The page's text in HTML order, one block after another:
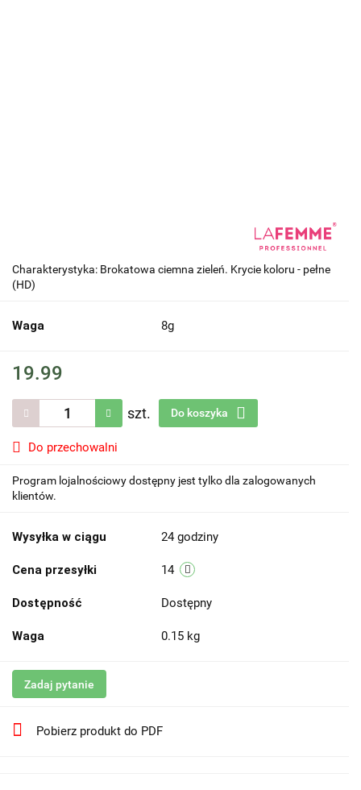
Charakterystyka: Brokatowa ciemna zieleń. Krycie koloru - pełne
(HD)
Waga 8g
19.99
szt. Do koszyka
Do przechowalni
Program lojalnościowy dostępny jest tylko dla zalogowanych
klientów.
Wysyłka w ciągu 24 godziny
Cena przesyłki 14
Dostępność Dostępny
Waga 0.15 kg
Zadaj pytanie
Pobierz produkt do PDF